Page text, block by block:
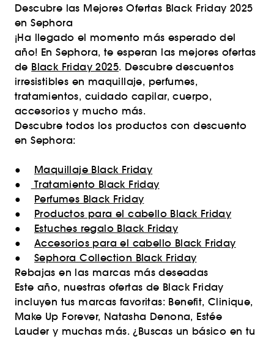
Descubre las Mejores Ofertas Black Friday 2025
en Sephora
¡Ha llegado el momento más esperado del
año! En Sephora, te esperan las mejores ofertas
de Black Friday 2025. Descubre descuentos
irresistibles en maquillaje, perfumes,
tratamientos, cuidado capilar, cuerpo,
accesorios y mucho más.
Descubre todos los productos con descuento
en Sephora:
● Maquillaje Black Friday
●
Tratamiento Black Friday
● Perfumes Black Friday
● Productos para el cabello Black Friday
● Estuches regalo Black Friday
● Accesorios para el cabello Black Friday
● Sephora Collection Black Friday
Rebajas en las marcas más deseadas
Este año, nuestras ofertas de Black Friday
incluyen tus marcas favoritas: Benefit, Clinique,
Make Up Forever, Natasha Denona, Estée
Lauder y muchas más. ¿Buscas un básico en tu